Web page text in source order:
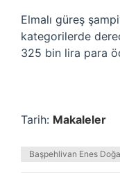
Elmalı güreş
kategorilerde
325 bin lira para
Tarih: Makaleler
Başpehlivan Enes